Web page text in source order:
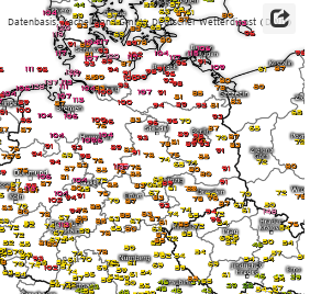
Datenbasis: Kachelmann GmbH, Deutscher Wetterdienst (DWD)